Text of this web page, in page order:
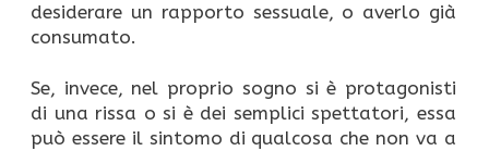
desiderare un rapporto sessuale, o averlo già
consumato.
Se, invece, nel proprio sogno si è protagonisti
di una rissa o si è dei semplici spettatori, essa
può essere il sintomo di qualcosa che non va a